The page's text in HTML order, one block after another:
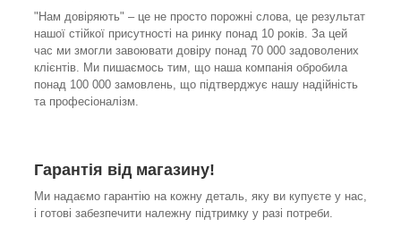
"Нам довіряють" – це не просто порожні слова, це результат
нашої стійкої присутності на ринку понад 10 років. За цей
час ми змогли завоювати довіру понад 70 000 задоволених
клієнтів. Ми пишаємось тим, що наша компанія обробила
понад 100 000 замовлень, що підтверджує нашу надійність
та професіоналізм.
Гарантія від магазину!
Ми надаємо гарантію на кожну деталь, яку ви купуєте у нас,
і готові забезпечити належну підтримку у разі потреби.